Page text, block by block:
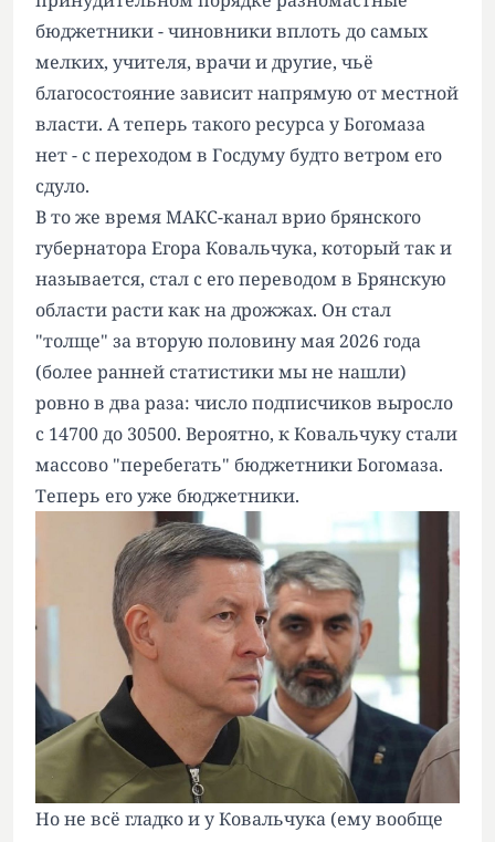
бюджетники - чиновники вплоть до самых
мелких, учителя, врачи и другие, чьё
благосостояние зависит напрямую от местной
власти. А теперь такого ресурса у Богомаза
нет - с переходом в Госдуму будто ветром его
сдуло.
В то же время МАКС-канал врио брянского
губернатора Егора Ковальчука, который так и
называется, стал с его переводом в Брянскую
области расти как на дрожжах. Он стал
"толще" за вторую половину мая 2026 года
(более ранней статистики мы не нашли)
ровно в два раза: число подписчиков выросло
с 14700 до 30500. Вероятно, к Ковальчуку стали
массово "перебегать" бюджетники Богомаза.
Теперь его уже бюджетники.
Но не всё гладко и у Ковальчука (ему вообще